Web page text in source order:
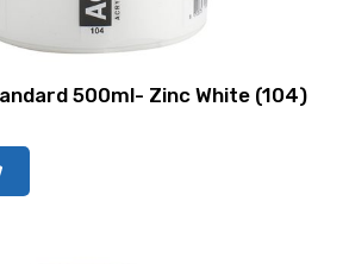
500ml- Zinc White (104)